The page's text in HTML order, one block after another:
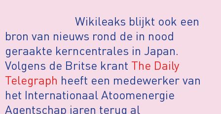
Wikileaks blijkt ook een
bron van nieuws rond de in nood
geraakte kerncentrales in Japan.
Volgens de Britse krant The Daily
Telegraph heeft een medewerker van
het Internationaal Atoomenergie
Agentschap jaren terug al